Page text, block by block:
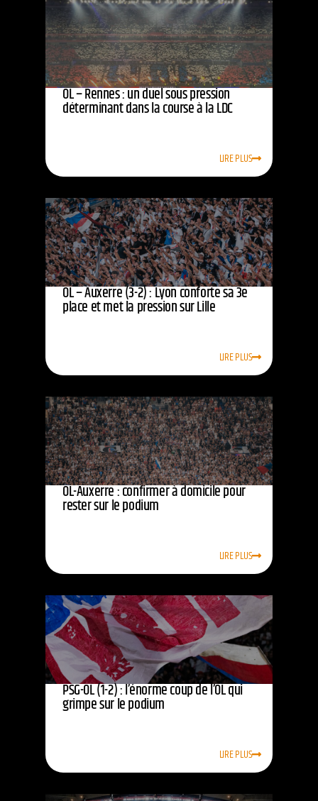
OL – Rennes : un duel sous pression
déterminant dans la course à la LDC
LIRE PLUS
OL – Auxerre (3-2) : Lyon conforte sa 3e
place et met la pression sur Lille
LIRE PLUS
OL-Auxerre : confirmer à domicile pour
rester sur le podium
LIRE PLUS
PSG-OL (1-2) : l’énorme coup de l’OL qui
grimpe sur le podium
LIRE PLUS